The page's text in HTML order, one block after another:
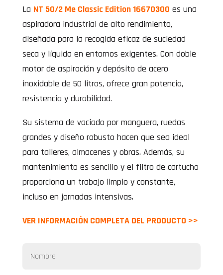
La NT 50/2 Me Classic Edition 16670300 es una
aspiradora industrial de alto rendimiento,
diseñada para la recogida eficaz de suciedad
seca y líquida en entornos exigentes. Con doble
motor de aspiración y depósito de acero
inoxidable de 50 litros, ofrece gran potencia,
resistencia y durabilidad.
Su sistema de vaciado por manguera, ruedas
grandes y diseño robusto hacen que sea ideal
para talleres, almacenes y obras. Además, su
mantenimiento es sencillo y el filtro de cartucho
proporciona un trabajo limpio y constante,
incluso en jornadas intensivas.
VER INFORMACIÓN COMPLETA DEL PRODUCTO >>